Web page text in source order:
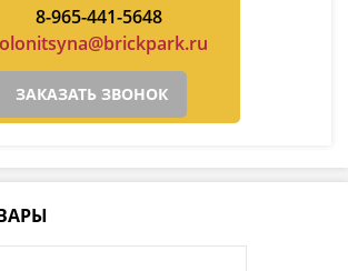
8-965-441-5648
ЗАКАЗАТЬ ЗВОНОК